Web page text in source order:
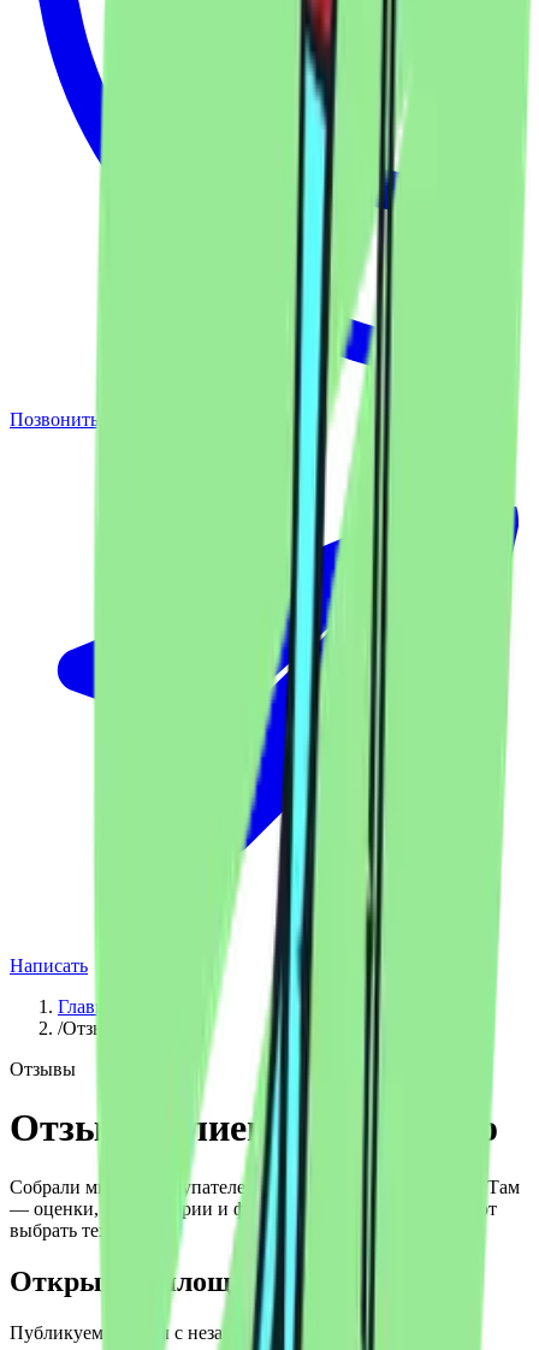
Позвонить
Написать
Главная
/Отзывы
Отзывы
Отзывы клиентов UBelectro
Собрали мнения покупателей на независимой площадке. Там
— оценки, комментарии и фотографии, которые помогают
выбрать технику.
Открытые площадки
Публикуем отзывы с независимых сервисов и карт.